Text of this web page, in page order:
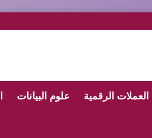
العملات الرقمية علوم البيانات